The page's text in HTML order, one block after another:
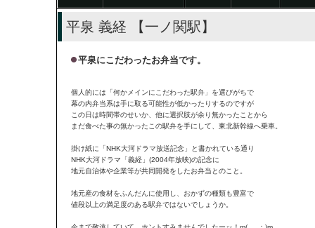
平泉 義経 【一ノ関駅】
平泉にこだわったお弁当です。
個人的には「何かメインにこだわった駅弁」を選びがちで
幕の内弁当系は手に取る可能性が低かったりするのですが
この日は時間帯のせいか、他に選択肢が余り無かったことから
まだ食べた事の無かったこの駅弁を手にして、東北新幹線へ乗車。
掛け紙に「NHK大河ドラマ放送記念」と書かれている通り
NHK大河ドラマ「義経」(2004年放映)の記念に
地元自治体や企業等が共同開発をしたお弁当とのこと。
地元産の食材をふんだんに使用し、おかずの種類も豊富で
値段以上の満足度のある駅弁ではないでしょうか。